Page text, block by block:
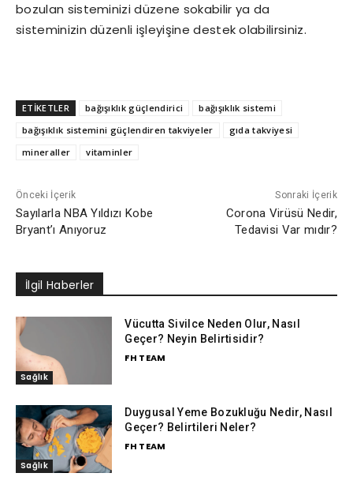
bozulan sisteminizi düzene sokabilir ya da
sisteminizin düzenli işleyişine destek olabilirsiniz.
ETİKETLER bağışıklık güçlendirici
bağışıklık sistemi
bağışıklık sistemini güçlendiren takviyeler
gıda takviyesi
mineraller
vitaminler
Önceki İçerik
Sayılarla NBA Yıldızı Kobe
Bryant’ı Anıyoruz
Sonraki İçerik
Corona Virüsü Nedir,
Tedavisi Var mıdır?
İlgil Haberler
Sağlık
Vücutta Sivilce Neden Olur, Nasıl
Geçer? Neyin Belirtisidir?
FH TEAM
Sağlık
Duygusal Yeme Bozukluğu Nedir, Nasıl
Geçer? Belirtileri Neler?
FH TEAM